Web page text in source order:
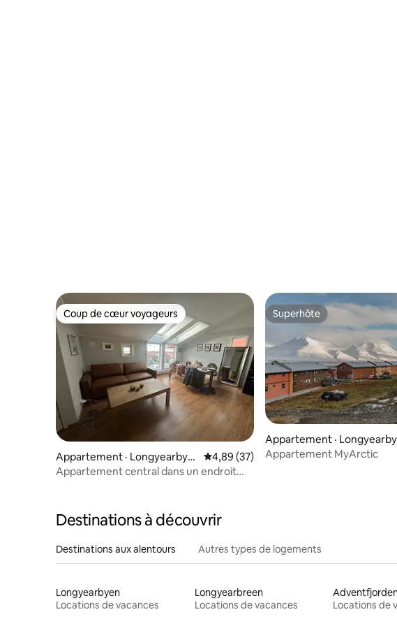
Coup de cœur voyageurs
Coup de cœur voyageurs
Appartement · Longyearbye
n
Note moyenne de 4,89 sur 5, 37
4,89 (37)
Appartement central dans un endroit
Superhôte
Superhôte
Appartement ·
n
Appartement MyArctic
Destinations à découvrir
Destinations aux alentours Autres types de logements
Longyearbyen
Locations de vacances
Longyearbreen
Locations de vacances
Locations de